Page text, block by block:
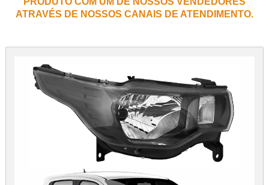
ATRAVÉS DE NOSSOS CANAIS DE ATENDIMENTO.